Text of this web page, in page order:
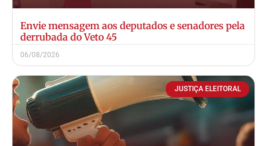
Envie mensagem aos deputados e senadores pela
derrubada do Veto 45
06/08/2026
JUSTIÇA ELEITORAL